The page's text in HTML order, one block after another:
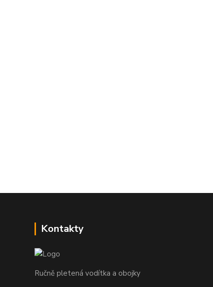
Kontakty
Ručně pletená vodítka a obojky